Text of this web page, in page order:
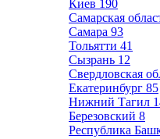
Киев 190
Самарская
Самара 93
Тольятти 41
Сызрань 12
Свердловская
Екатеринбург 85
Нижний Тагил
Березовский 8
Республика